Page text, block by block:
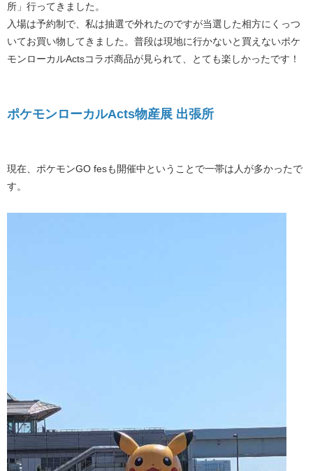
所」行ってきました。
入場は予約制で、私は抽選で外れたのですが当選した相方にくっつ
いてお買い物してきました。普段は現地に行かないと買えないポケ
モンローカルActsコラボ商品が見られて、とても楽しかったです！
ポケモンローカルActs物産展 出張所
現在、ポケモンGO fesも開催中ということで一帯は人が多かったで
す。